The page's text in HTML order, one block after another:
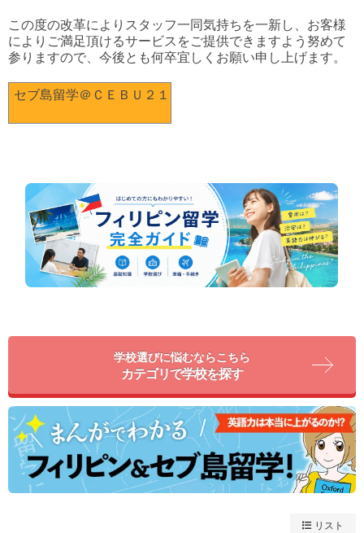
この度の改革によりスタッフ一同気持ちを一新し、お客様
によりご満足頂けるサービスをご提供できますよう努めて
参りますので、今後とも何卒宜しくお願い申し上げます。
セブ島留学＠ＣＥＢＵ２１
学校選びに悩むならこちら
カテゴリで学校を探す
リスト